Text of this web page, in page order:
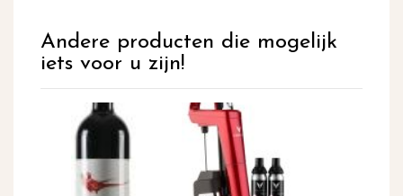
Andere producten die mogelijk
iets voor u zijn!